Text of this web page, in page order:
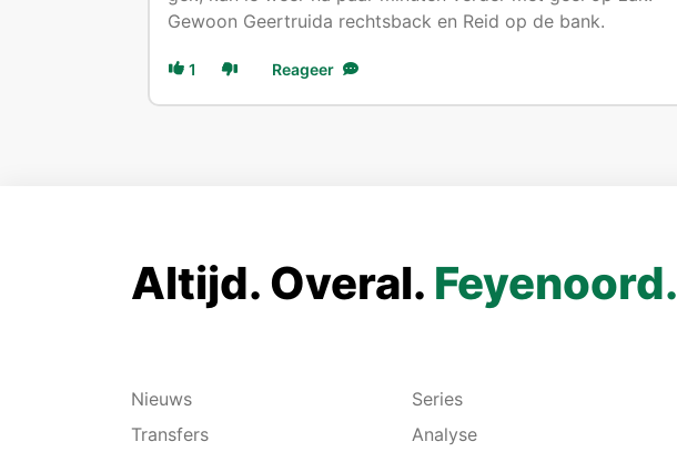
Gewoon Geertruida rechtsback en Reid op de bank.
1 Reageer
Altijd. Overal. Feyenoord.
Nieuws
Transfers
Series
Analyse